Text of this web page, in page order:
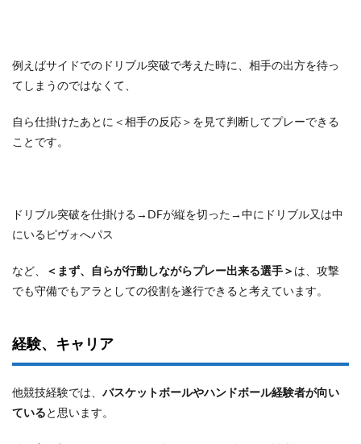
例えばサイドでのドリブル突破で考えた時に、相手の出方を待っ
てしまうのではなくて、
自ら仕掛けたあとに＜相手の反応＞を見て判断してプレーできる
ことです。
ドリブル突破を仕掛ける→DFが縦を切った→中にドリブル又は中
にいるピヴォへパス
など、 ＜まず、自らが行動しながらプレー出来る選手＞ は、攻撃
でも守備でもアラとしての役割を遂行できると考えています。
経験、キャリア
他競技経験では、 バスケットボールやハンドボール経験者が向い
ていると思います。